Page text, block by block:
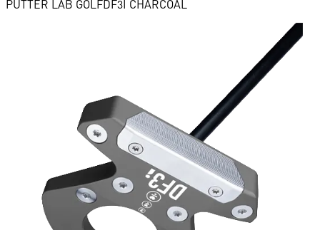
PUTTER LAB GOLFDF3I CHARCOAL